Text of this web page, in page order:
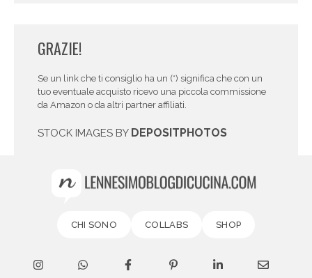
GRAZIE!
Se un link che ti consiglio ha un (*) significa che con un
tuo eventuale acquisto ricevo una piccola commissione
da Amazon o da altri partner affiliati.
STOCK IMAGES BY DEPOSITPHOTOS
CHI SONO COLLABS SHOP